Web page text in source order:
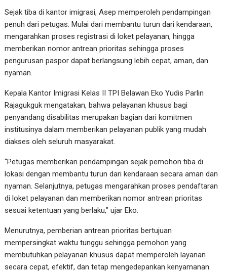
Sejak tiba di kantor imigrasi, Asep memperoleh pendampingan
penuh dari petugas. Mulai dari membantu turun dari kendaraan,
mengarahkan proses registrasi di loket pelayanan, hingga
memberikan nomor antrean prioritas sehingga proses
pengurusan paspor dapat berlangsung lebih cepat, aman, dan
nyaman.
Kepala Kantor Imigrasi Kelas II TPI Belawan Eko Yudis Parlin
Rajagukguk mengatakan, bahwa pelayanan khusus bagi
penyandang disabilitas merupakan bagian dari komitmen
institusinya dalam memberikan pelayanan publik yang mudah
diakses oleh seluruh masyarakat.
“Petugas memberikan pendampingan sejak pemohon tiba di
lokasi dengan membantu turun dari kendaraan secara aman dan
nyaman. Selanjutnya, petugas mengarahkan proses pendaftaran
di loket pelayanan dan memberikan nomor antrean prioritas
sesuai ketentuan yang berlaku,” ujar Eko.
Menurutnya, pemberian antrean prioritas bertujuan
mempersingkat waktu tunggu sehingga pemohon yang
membutuhkan pelayanan khusus dapat memperoleh layanan
secara cepat, efektif, dan tetap mengedepankan kenyamanan.